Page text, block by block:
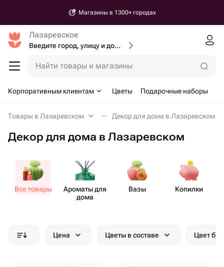
Магазины в 1300+ городах
Лазаревское
Введите город, улицу и дом доставки
Найти товары и магазины
Корпоративным клиентам Цветы Подарочные наборы
Товары в Лазаревском Декор для дома в Лазаревском
Декор для дома в Лазаревском
Все товары
Ароматы для
дома
Вазы Копилки
Цена Цветы в составе Цвет